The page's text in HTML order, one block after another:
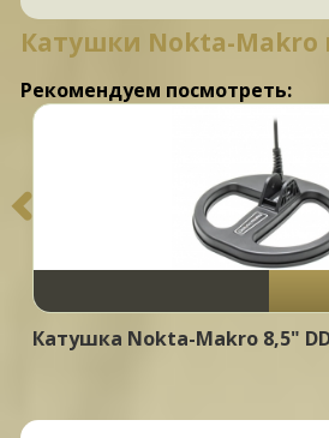
Катушки Nokta-Makro
Рекомендуем посмотреть:
Катушка Nokta-Makro 8,5"